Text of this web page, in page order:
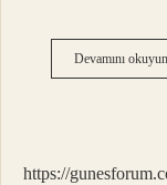
Devamını okuyun
https://